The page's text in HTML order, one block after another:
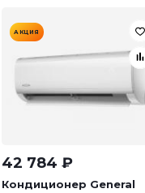
АКЦИЯ
42 784 ₽
Кондиционер General